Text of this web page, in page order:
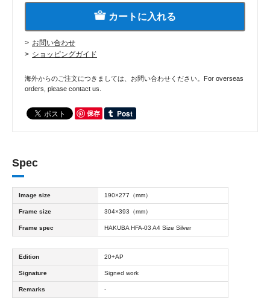
カートに入れる
お問い合わせ
ショッピングガイド
海外からのご注文につきましては、お問い合わせください。For overseas
orders, please contact us.
保存
Spec
Image size 190×277（mm）
Frame size 304×393（mm）
Frame spec HAKUBA HFA-03 A4 Size Silver
Edition 20+AP
Signature Signed work
Remarks -